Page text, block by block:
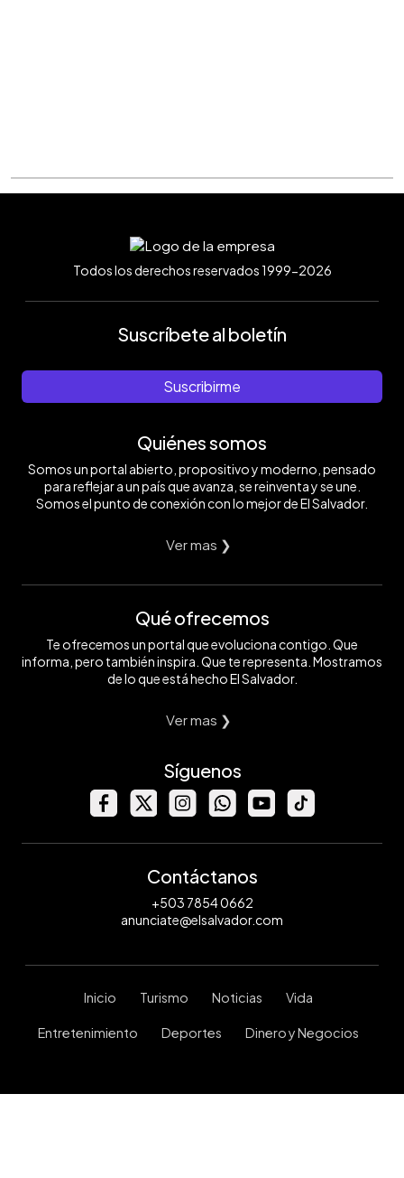
Todos los derechos reservados 1999-2026
Suscríbete al boletín
Suscribirme
Quiénes somos
Somos un portal abierto, propositivo y moderno, pensado
para reflejar a un país que avanza, se reinventa y se une.
Somos el punto de conexión con lo mejor de El Salvador.
Ver mas ❯
Qué ofrecemos
Te ofrecemos un portal que evoluciona contigo. Que
informa, pero también inspira. Que te representa. Mostramos
de lo que está hecho El Salvador.
Ver mas ❯
Síguenos
Contáctanos
+503 7854 0662
anunciate@elsalvador.com
Inicio Turismo Noticias Vida
Entretenimiento Deportes Dinero y Negocios